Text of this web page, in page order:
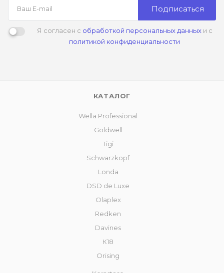
Подписаться
Я согласен с обработкой персональных данныхи с
политикой конфиденциальности
КАТАЛОГ
Wella Professional
Goldwell
Tigi
Schwarzkopf
Londa
DSD de Luxe
Olaplex
Redken
Davines
К18
Orising